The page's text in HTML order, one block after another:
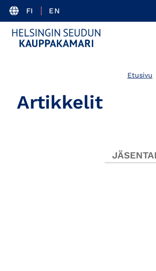
FI EN
Etusivu
Artikkelit